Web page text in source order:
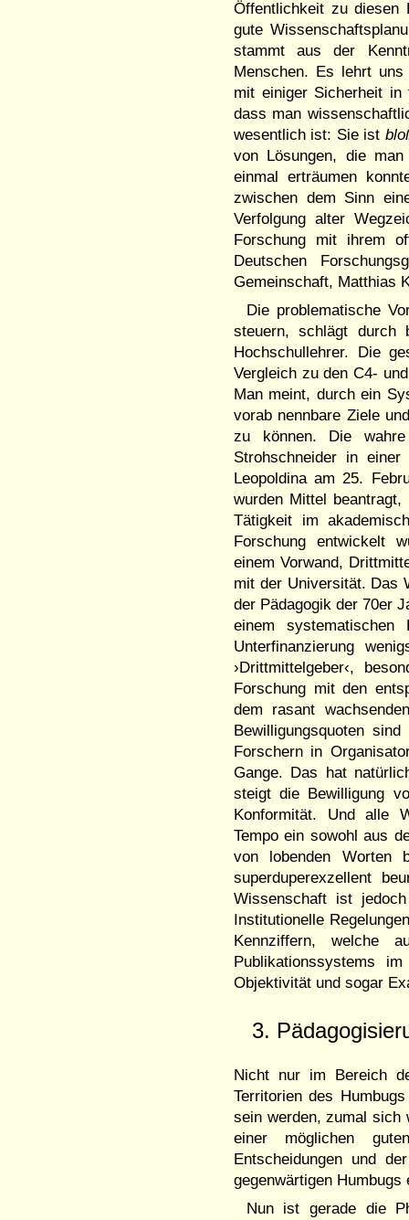
Öffentlichkeit zu diesen
gute
stammt aus der
Menschen. Es lehrt uns
mit einiger Sicherheit in
dass man
wesentlich ist: Sie ist
von Lösungen, die
einmal erträumen
zwischen dem Sinn
Verfolgung alter
Forschung mit ihrem
Deutschen
Gemeinschaft, Matthias
Die problematische
steuern, schlägt durch
Hochschullehrer. Die
Vergleich zu den C4-
Man meint, durch ein
vorab nennbare Ziele
zu können. Die
Strohschneider in
Leopoldina am 25.
wurden Mittel
Tätigkeit im
Forschung entwickelt
einem Vorwand,
mit der Universität. Das
der Pädagogik der 70er
einem systematischen
Unterfinanzierung
›Drittmittelgeber‹,
Forschung mit den
dem rasant
Bewilligungsquoten
Forschern in
Gange. Das hat
steigt die Bewilligung
Konformität. Und alle
Tempo ein sowohl aus
von lobenden Worten
superduperexzellent
Wissenschaft ist
Institutionelle
Kennziffern, welche
Publikationssystems
Objektivität und sogar
3.
Nicht nur im Bereich
Territorien des
sein werden, zumal sich
einer möglichen
Entscheidungen und
gegenwärtigen
Nun ist gerade die